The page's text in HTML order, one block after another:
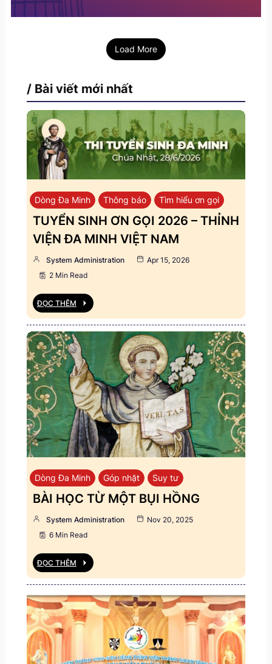
Load More
/ Bài viết mới nhất
Dòng Đa Minh Thông báo Tìm hiểu ơn gọi
TUYỂN SINH ƠN GỌI 2026 – THỈNH
VIỆN ĐA MINH VIỆT NAM
System Administration
Apr 15, 2026
2 Min Read
ĐỌC THÊM
Dòng Đa Minh Góp nhặt Suy tư
BÀI HỌC TỪ MỘT BỤI HỒNG
System Administration
Nov 20, 2025
6 Min Read
ĐỌC THÊM